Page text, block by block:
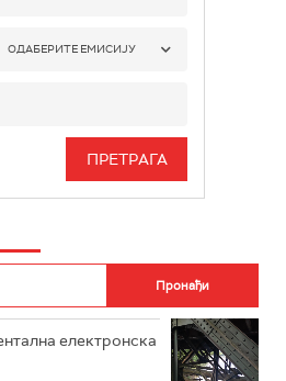
РАДИО БЕОГРАД 1
РАДИО БЕОГРАД 3
РАДИО РОКЕНРОЛЕР
ОДАБЕРИТЕ ЕМИСИЈУ
ИНФО
електронска